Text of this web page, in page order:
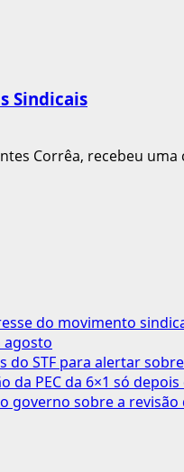
Sindicais
Corrêa, recebeu uma
do movimento
agosto
STF para alertar
PEC da 6×1 só depois
governo sobre a revisão